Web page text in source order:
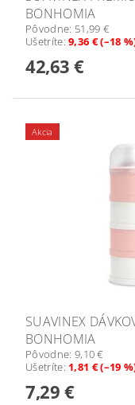
BONHOMIA
Pôvodne: 51,99 €
Ušetríte:9,36 € (–18
42,63 €
Akcia
SUAVINEX
BONHOMIA
Pôvodne: 9,10 €
Ušetríte: 1,81 € (–19
7,29 €